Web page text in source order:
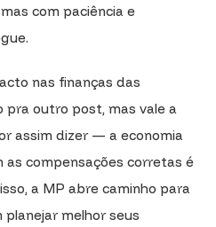
com paciência e
nas finanças das
pra outro post, mas vale a
assim dizer — a economia
compensações corretas é
a MP abre caminho para
melhor seus